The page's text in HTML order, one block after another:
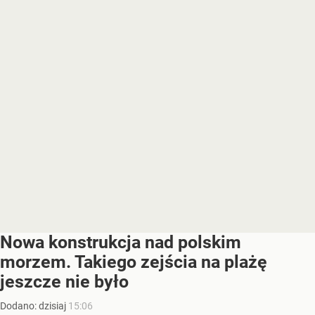
Nowa konstrukcja nad polskim
morzem. Takiego zejścia na plażę
jeszcze nie było
Dodano:dzisiaj 15:06